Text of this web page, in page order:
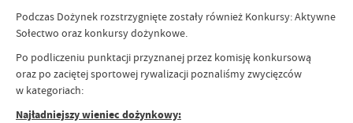
Podczas Dożynek rozstrzygnięte zostały również Konkursy: Aktywne
Sołectwo oraz konkursy dożynkowe.
Po podliczeniu punktacji przyznanej przez komisję konkursową
oraz po zaciętej sportowej rywalizacji poznaliśmy zwycięzców
w kategoriach:
Najładniejszy wieniec dożynkowy: